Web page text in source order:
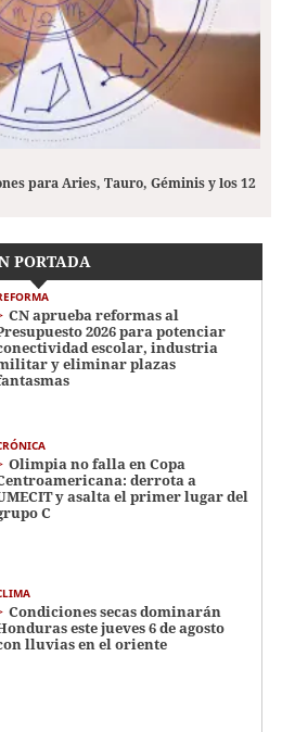
para Aries, Tauro, Géminis y los 12
PORTADA
CN aprueba reformas al
2026 para potenciar
escolar, industria
y eliminar plazas
Olimpia no falla en Copa
derrota a
y asalta el primer lugar del
C
Condiciones secas dominarán
este jueves 6 de agosto
lluvias en el oriente